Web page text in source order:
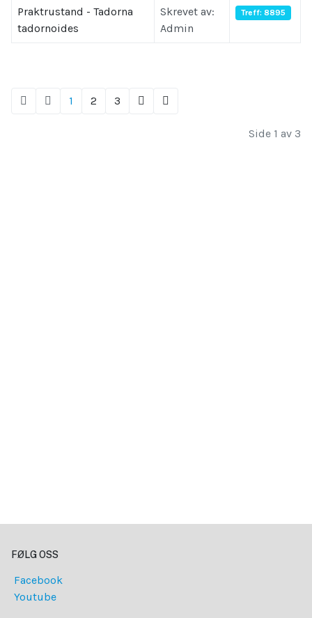
Praktrustand - Tadorna
tadornoides
Skrevet av:
Admin
Treff: 8895
1 2 3
Side 1 av 3
FØLG OSS
Facebook
Youtube